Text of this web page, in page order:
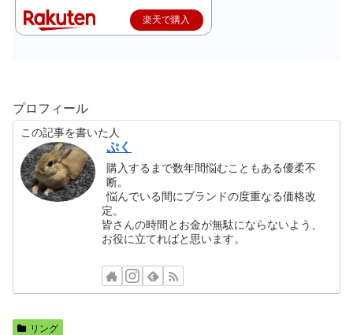
楽天で購入
プロフィール
この記事を書いた人
ぷく
購入するまで数年間悩むこともある優柔不
断。
悩んでいる間にブランドの度重なる価格改
定。
皆さんの時間とお金が無駄にならないよう、
お役に立てればと思います。
リング